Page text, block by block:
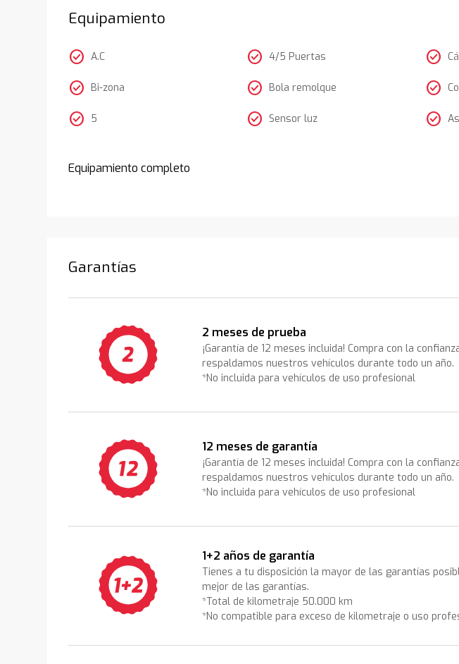
Equipamiento
check_circle A.C
check_circle Bi-zona
check_circle 5
check_circle 4/5 Puertas
check_circle Bola remolque
check_circle Sensor luz
check_circle
check_circle
check_circle
Equipamiento completo
Garantías
2 meses de prueba
¡Garantía de 12 meses incluida! Compra con la
respaldamos nuestros vehículos durante todo un año.
*No incluida para vehículos de uso profesional
12 meses de garantía
¡Garantía de 12 meses incluida! Compra con la
respaldamos nuestros vehículos durante todo un año.
*No incluida para vehículos de uso profesional
1+2 años de garantía
Tienes a tu disposición la mayor de las garantías
mejor de las garantías.
*Total de kilometraje 50.000 km
*No compatible para exceso de kilometraje o uso